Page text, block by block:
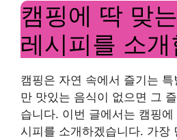
캠핑에 딱 맞
레시피를 소
캠핑은 자연 속에서 즐기는
만 맛있는 음식이 없으면 그
습니다. 이번 글에서는 캠핑
시피를 소개하겠습니다. 가장